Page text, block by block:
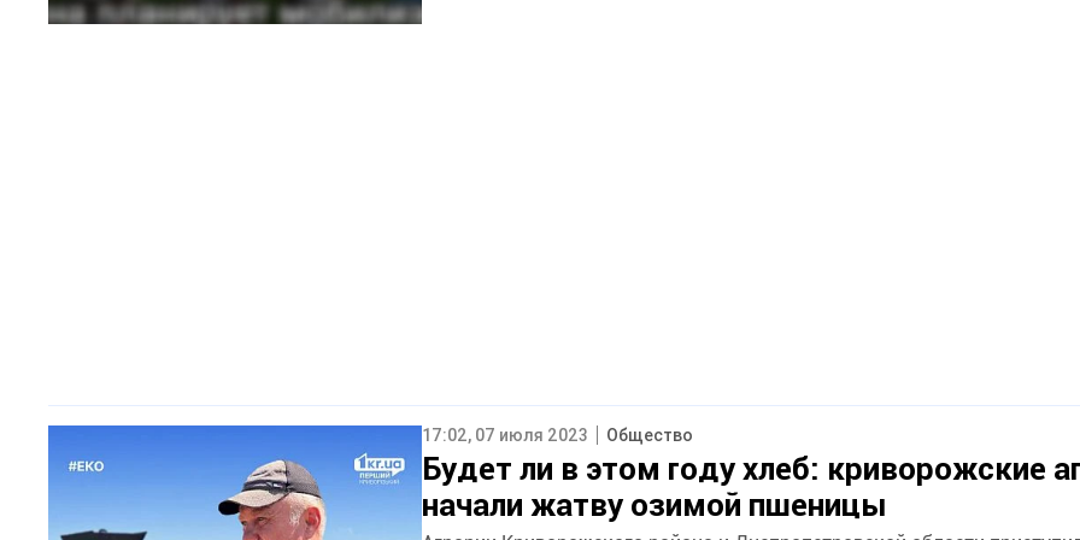
17:02, 07 июля 2023 Общество
Будет ли в этом году хлеб: криворожские
начали жатву озимой пшеницы